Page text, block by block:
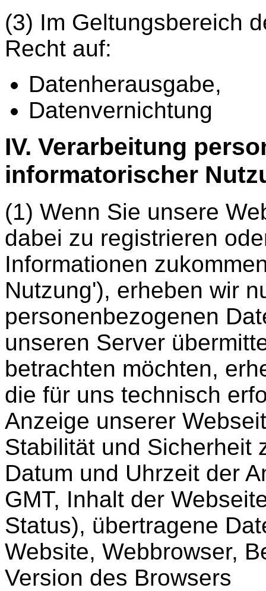
(3) Im Geltungsbereich
Recht auf:
Datenherausgabe,
Datenvernichtung
IV. Verarbeitung
informatorischer
(1) Wenn Sie unsere
dabei zu registrieren
Informationen
Nutzung'), erheben wir
personenbezogenen
unseren Server
betrachten möchten,
die für uns technisch
Anzeige unserer
Stabilität und Sicherheit
Datum und Uhrzeit der
GMT, Inhalt der
Status), übertragene
Website, Webbrowser,
Version des Browsers